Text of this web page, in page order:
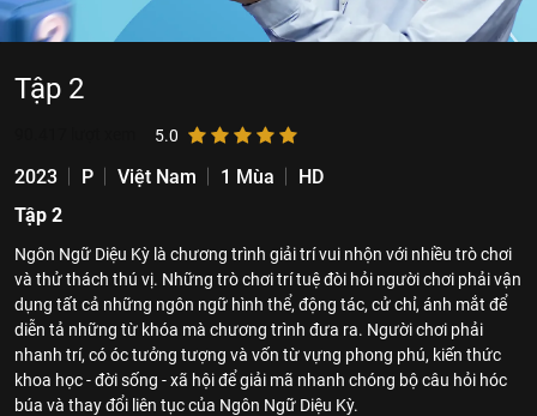
Tập 2
5.0
2023 P Việt Nam 1 Mùa
HD
Tập 2
Ngôn Ngữ Diệu Kỳ là chương trình giải trí vui nhộn với nhiều trò chơi
và thử thách thú vị. Những trò chơi trí tuệ đòi hỏi người chơi phải vận
dụng tất cả những ngôn ngữ hình thể, động tác, cử chỉ, ánh mắt để
diễn tả những từ khóa mà chương trình đưa ra. Người chơi phải
nhanh trí, có óc tưởng tượng và vốn từ vựng phong phú, kiến thức
khoa học - đời sống - xã hội để giải mã nhanh chóng bộ câu hỏi hóc
búa và thay đổi liên tục của Ngôn Ngữ Diệu Kỳ.